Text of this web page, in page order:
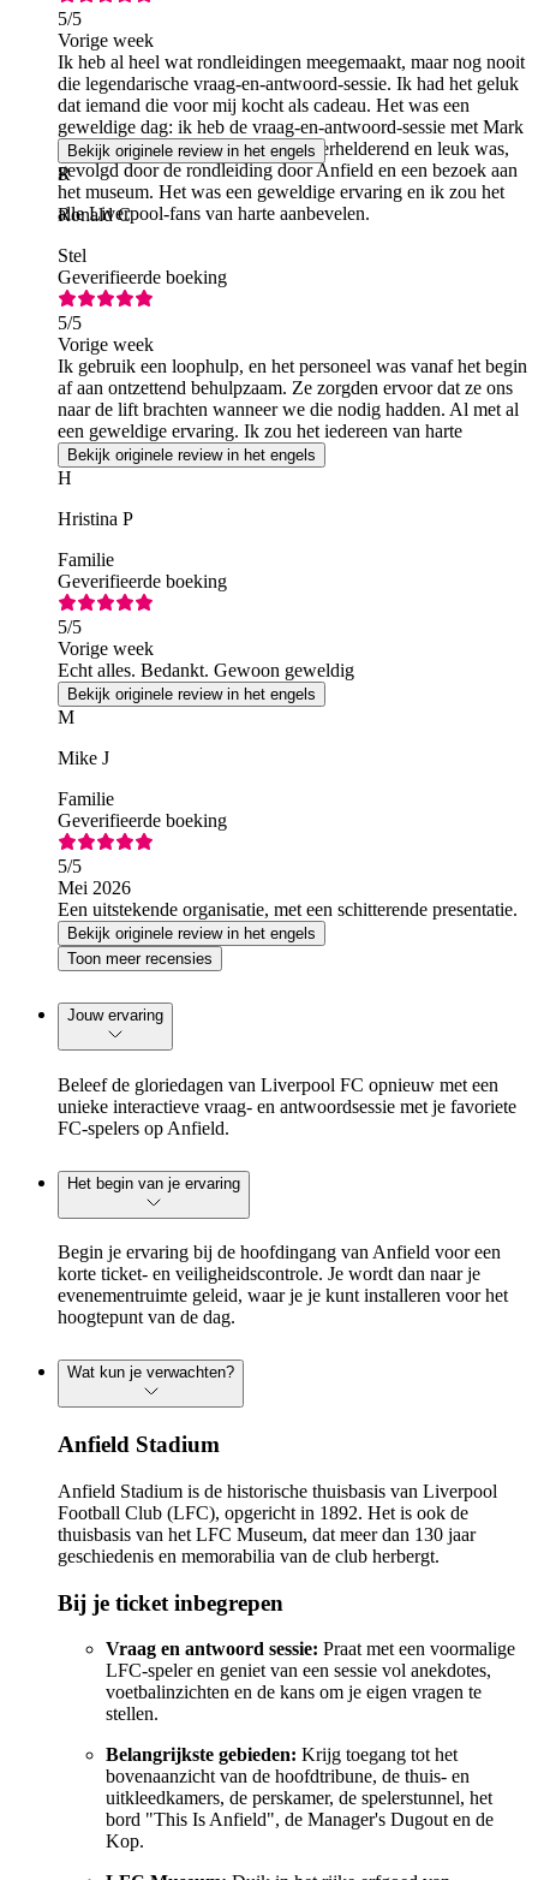
5/5
Vorige week
Ik heb al heel wat rondleidingen meegemaakt, maar nog nooit
die legendarische vraag-en-antwoord-sessie. Ik had het geluk
dat iemand die voor mij kocht als cadeau. Het was een
geweldige dag: ik heb de vraag-en-antwoord-sessie met Mark
Lawrenson bijgewoond, die heel verhelderend en leuk was,
gevolgd door de rondleiding door Anfield en een bezoek aan
het museum. Het was een geweldige ervaring en ik zou het
alle Liverpool-fans van harte aanbevelen.
Bekijk originele review in het engels
R
Ronald C
Stel
Geverifieerde boeking
5/5
Vorige week
Ik gebruik een loophulp, en het personeel was vanaf het begin
af aan ontzettend behulpzaam. Ze zorgden ervoor dat ze ons
naar de lift brachten wanneer we die nodig hadden. Al met al
een geweldige ervaring. Ik zou het iedereen van harte
aanbevelen.
Bekijk originele review in het engels
H
Hristina P
Familie
Geverifieerde boeking
5/5
Vorige week
Echt alles. Bedankt. Gewoon geweldig
Bekijk originele review in het engels
M
Mike J
Familie
Geverifieerde boeking
5/5
Mei 2026
Een uitstekende organisatie, met een schitterende presentatie.
Bekijk originele review in het engels
Toon meer recensies
Jouw ervaring
Beleef de gloriedagen van Liverpool FC opnieuw met een
unieke interactieve vraag- en antwoordsessie met je favoriete
FC-spelers op Anfield.
Het begin van je ervaring
Begin je ervaring bij de hoofdingang van Anfield voor een
korte ticket- en veiligheidscontrole. Je wordt dan naar je
evenementruimte geleid, waar je je kunt installeren voor het
hoogtepunt van de dag.
Wat kun je verwachten?
Anfield Stadium
Anfield Stadium is de historische thuisbasis van Liverpool
Football Club (LFC), opgericht in 1892. Het is ook de
thuisbasis van het LFC Museum, dat meer dan 130 jaar
geschiedenis en memorabilia van de club herbergt.
Bij je ticket inbegrepen
Vraag en antwoord sessie: Praat met een voormalige
LFC-speler en geniet van een sessie vol anekdotes,
voetbalinzichten en de kans om je eigen vragen te
stellen.
Belangrijkste gebieden: Krijg toegang tot het
bovenaanzicht van de hoofdtribune, de thuis- en
uitkleedkamers, de perskamer, de spelerstunnel, het
bord "This Is Anfield", de Manager's Dugout en de
Kop.